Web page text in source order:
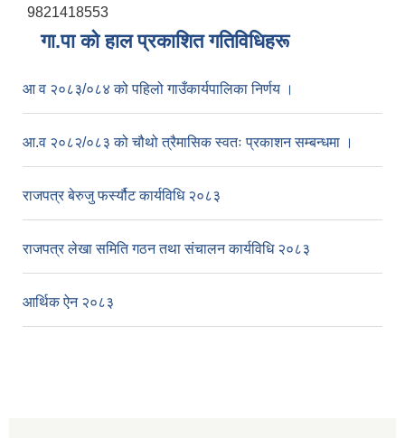
9821418553
गा.पा काे हाल प्रकाशित गतिविधिहरू
आ व २०८३/०८४ को पहिलो गाउँकार्यपालिका निर्णय ।
आ.व २०८२/०८३ को चौथो त्रैमासिक स्वतः प्रकाशन सम्बन्धमा ।
राजपत्र बेरुजु फर्स्यौट कार्यविधि २०८३
राजपत्र लेखा समिति गठन तथा संचालन कार्यविधि २०८३
आर्थिक ऐन २०८३